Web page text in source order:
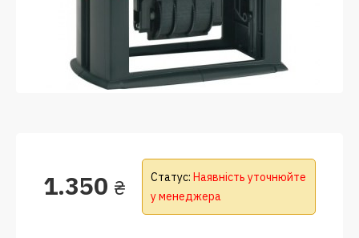
1.350 ₴ Статус: Наявність уточнюйте
у менеджера